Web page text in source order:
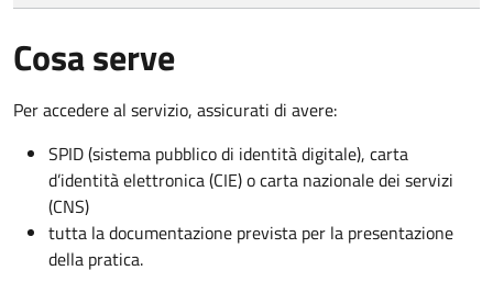
Cosa serve
Per accedere al servizio, assicurati di avere:
SPID (sistema pubblico di identità digitale), carta
d’identità elettronica (CIE) o carta nazionale dei servizi
(CNS)
tutta la documentazione prevista per la presentazione
della pratica.